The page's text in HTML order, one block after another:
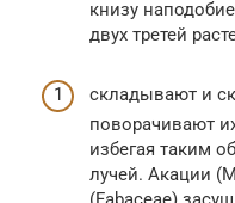
книзу
двух третей
складывают и
поворачивают
избегая таким
лучей. Акации